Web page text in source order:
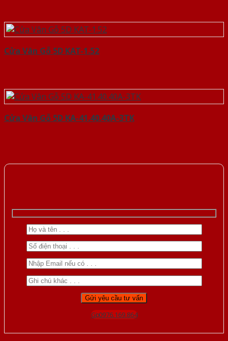
Cửa Vân Gỗ 5D KAT-1.52
Cửa Vân Gỗ 5D KA-41.40.40A-3TK
Gọi 0976.169.864